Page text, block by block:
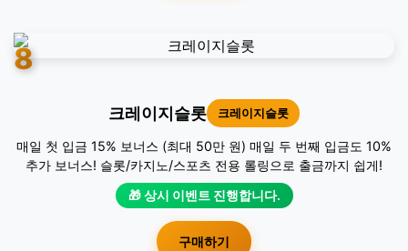
8
크레이지슬롯 크레이지슬롯
매일 첫 입금 15% 보너스 (최대 50만 원) 매일 두 번째 입금도 10%
추가 보너스! 슬롯/카지노/스포츠 전용 롤링으로 출금까지 쉽게!
🎁 상시 이벤트 진행합니다.
구매하기